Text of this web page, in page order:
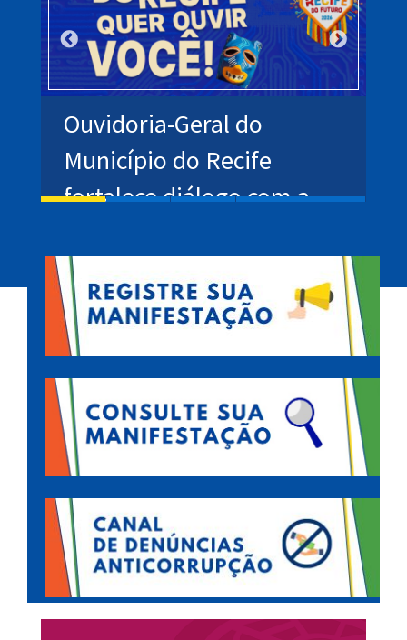
Ouvidoria-Geral do
Município do Recife
fortalece diálogo com a
Carnaval